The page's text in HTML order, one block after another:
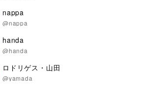
nappa
@nappa
handa
@handa
ロドリゲス・山田
@yamada